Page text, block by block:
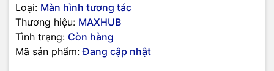
Loại: Màn hình tương tác
Thương hiệu: MAXHUB
Tình trạng: Còn hàng
Mã sản phẩm: Đang cập nhật
Kết nối
TOUCH 2.0 × 1, Audio out x 1, RS 232
× 1
Hỗ trợ hệ điều
Windows XP, 7, 8, 8.1, 10, Android,
Linux, Mac OS X, Chrome OS